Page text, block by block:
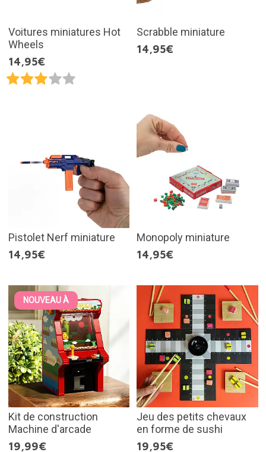
Voitures miniatures Hot
Wheels
14,95€
Scrabble miniature
14,95€
Pistolet Nerf miniature
14,95€
Monopoly miniature
14,95€
NOUVEAU À
Kit de construction
Machine d'arcade
19,99€
Jeu des petits chevaux
en forme de sushi
19,95€